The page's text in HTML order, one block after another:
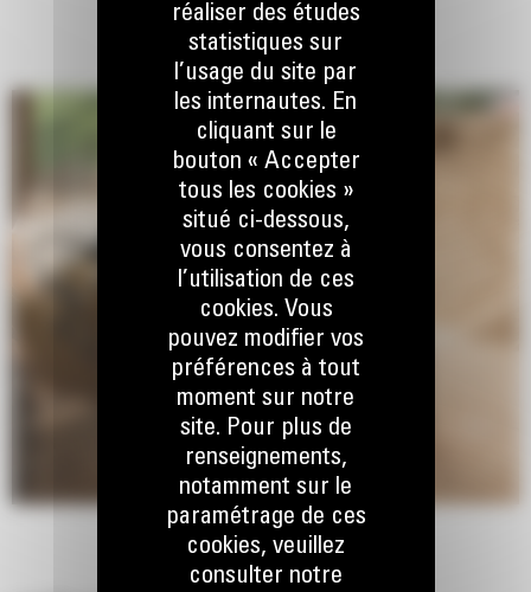
réaliser des études
statistiques sur
l’usage du site par
les internautes. En
cliquant sur le
bouton « Accepter
tous les cookies »
situé ci-dessous,
vous consentez à
l’utilisation de ces
cookies. Vous
pouvez modifier vos
préférences à tout
moment sur notre
site. Pour plus de
renseignements,
notamment sur le
paramétrage de ces
cookies, veuillez
consulter notre